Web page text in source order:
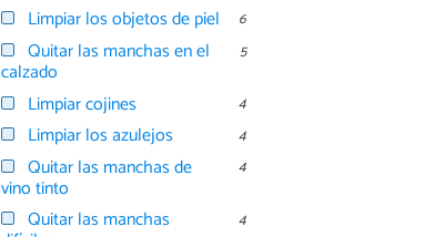
Limpiar los objetos de piel 6
Quitar las manchas en el
calzado
5
Limpiar cojines 4
Limpiar los azulejos 4
Quitar las manchas de
vino tinto
4
Quitar las manchas 4